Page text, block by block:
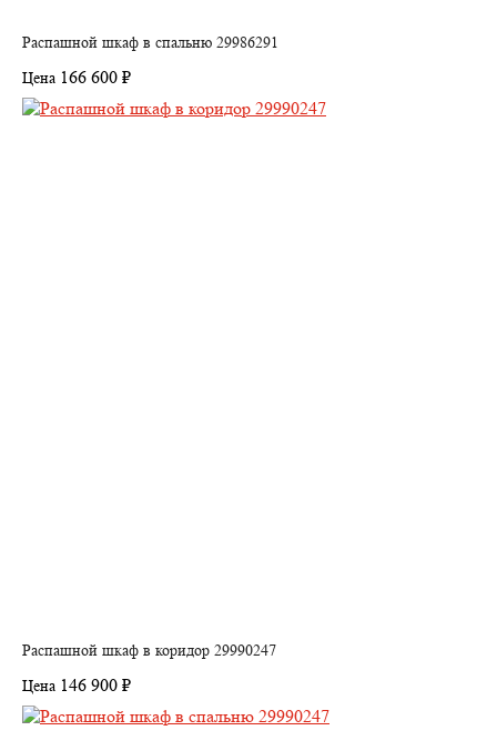
Распашной шкаф в спальню 29986291
Цена 166 600 ₽
Распашной шкаф в коридор 29990247
Цена 146 900 ₽